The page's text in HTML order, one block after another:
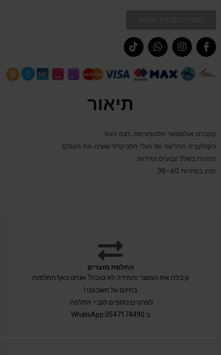
תיאור
קונברס אולסטאר פלטפורמה, דגם העור
הקולקציה החדשה של נעלי הסניקרס ששינו את העולם
זמינות בשלל צבעים ומידות.
זמין במידות 36-40
החלפת מוצרים
קיבלת את המוצר והמידה לא טובה? אנחנו כאן! החלפות
בחינם על חשבוננו !
לפרטים נוספים לגביי החלפה:
ב 0547174490 WhatsApp